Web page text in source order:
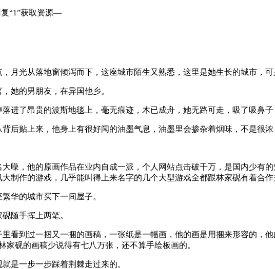
“1”获取资源—
月光从落地窗倾泻而下，这座城市陌生又熟悉，这里是她生长的城市，可
她的男朋友，在异国他乡。
进了昂贵的波斯地毯上，毫无痕迹，木已成舟，她无路可走，吸了吸鼻子
后贴上来，他身上有很好闻的油墨气息，油墨里会掺杂着烟味，不是很
噪，他的原画作品在业内自成一派，个人网站点击破千万，是国内少有
制作的游戏，几乎能叫得上来名字的几个大型游戏全都跟林家砚有着合作
华的城市买下一间屋子。
随手挥上两笔。
看到过一捆又一捆的画稿，一张纸是一幅画，他的画是用捆来形容的，
家砚的画稿少说得有七八万张，还不算手绘板画的。
是一步一步踩着荆棘走过来的。